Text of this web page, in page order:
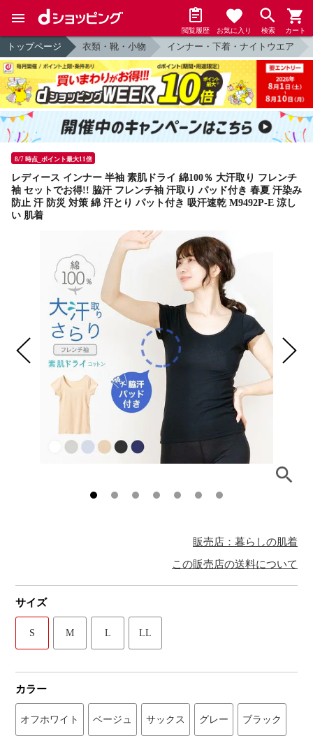
閲覧履歴 お気に入り 検索 カート
トップページ 衣類・靴・小物 インナー・下着・ナイトウエア
8/7 時点_ポイント最大11倍
レディース インナー 半袖 素肌ドライ 綿100％ 大汗取り フレンチ
袖 セットでお得!! 脇汗 フレンチ袖 汗取り パッド付き 春夏 汗染み
防止 汗 防災 対策 綿 汗とり パット付き 吸汗速乾 M9492P-E 涼し
い 肌着
販売店：暮らしの肌着
この販売店の送料について
サイズ
S M L LL
カラー
オフホワイト ベージュ サックス グレー ブラック